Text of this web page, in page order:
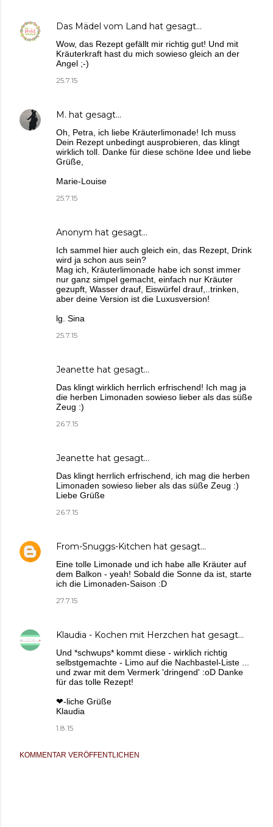
Das Mädel vom Land hat gesagt…
Wow, das Rezept gefällt mir richtig gut! Und mit
Kräuterkraft hast du mich sowieso gleich an der
Angel ;-)
25.7.15
M. hat gesagt…
Oh, Petra, ich liebe Kräuterlimonade! Ich muss
Dein Rezept unbedingt ausprobieren, das klingt
wirklich toll. Danke für diese schöne Idee und liebe
Grüße,
Marie-Louise
25.7.15
Anonym hat gesagt…
Ich sammel hier auch gleich ein, das Rezept, Drink
wird ja schon aus sein?
Mag ich, Kräuterlimonade habe ich sonst immer
nur ganz simpel gemacht, einfach nur Kräuter
gezupft, Wasser drauf, Eiswürfel drauf,..trinken,
aber deine Version ist die Luxusversion!
lg. Sina
25.7.15
Jeanette hat gesagt…
Das klingt wirklich herrlich erfrischend! Ich mag ja
die herben Limonaden sowieso lieber als das süße
Zeug :)
26.7.15
Jeanette hat gesagt…
Das klingt herrlich erfrischend, ich mag die herben
Limonaden sowieso lieber als das süße Zeug :)
Liebe Grüße
26.7.15
From-Snuggs-Kitchen hat gesagt…
Eine tolle Limonade und ich habe alle Kräuter auf
dem Balkon - yeah! Sobald die Sonne da ist, starte
ich die Limonaden-Saison :D
27.7.15
Klaudia - Kochen mit Herzchen hat gesagt…
Und *schwups* kommt diese - wirklich richtig
selbstgemachte - Limo auf die Nachbastel-Liste ...
und zwar mit dem Vermerk 'dringend' :oD Danke
für das tolle Rezept!
❤-liche Grüße
Klaudia
1.8.15
KOMMENTAR VERÖFFENTLICHEN